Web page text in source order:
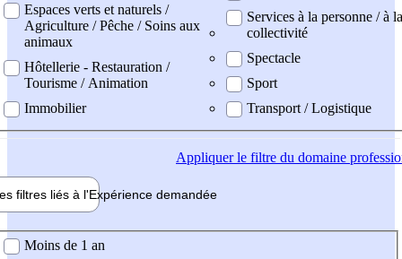
Espaces verts et naturels /
Agriculture / Pêche / Soins aux
animaux
Hôtellerie - Restauration /
Tourisme / Animation
Immobilier
Services à la personne / à la
collectivité
Spectacle
Sport
Transport / Logistique
Appliquerle filtre du domaine
filtres liés à l'Expérience demandée
demandée
Moins de 1 an